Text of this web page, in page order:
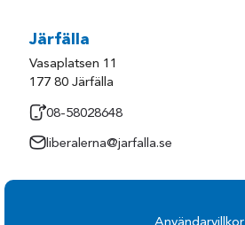
Järfälla
Vasaplatsen 11
177 80 Järfälla
08-58028648
liberalerna@jarfalla.se